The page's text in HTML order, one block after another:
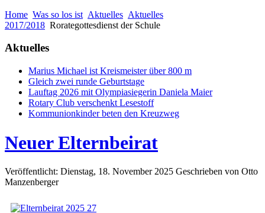
Home Was so los ist Aktuelles Aktuelles
2017/2018 Rorategottesdienst der Schule
Aktuelles
Marius Michael ist Kreismeister über 800 m
Gleich zwei runde Geburtstage
Lauftag 2026 mit Olympiasiegerin Daniela Maier
Rotary Club verschenkt Lesestoff
Kommunionkinder beten den Kreuzweg
Neuer Elternbeirat
Veröffentlicht: Dienstag, 18. November 2025 Geschrieben von Otto
Manzenberger